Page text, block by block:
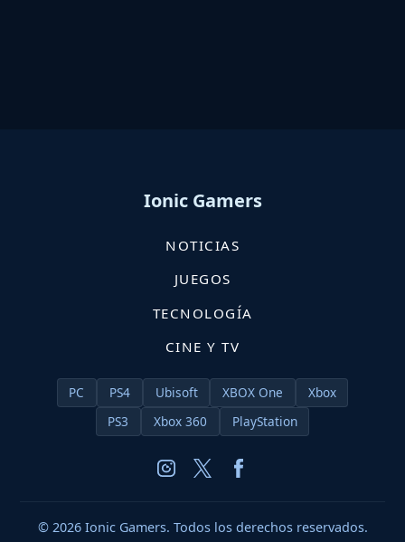
Ionic Gamers
NOTICIAS
JUEGOS
TECNOLOGÍA
CINE Y TV
PC PS4 Ubisoft XBOX One
Xbox
PS3
Xbox 360 PlayStation
© 2026 Ionic Gamers. Todos los derechos reservados.